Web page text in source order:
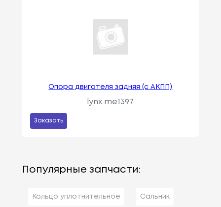
Опора двигателя задняя (c АКПП)
lynx me1397
Заказать
Популярные запчасти:
Кольцо уплотнительное Сальник